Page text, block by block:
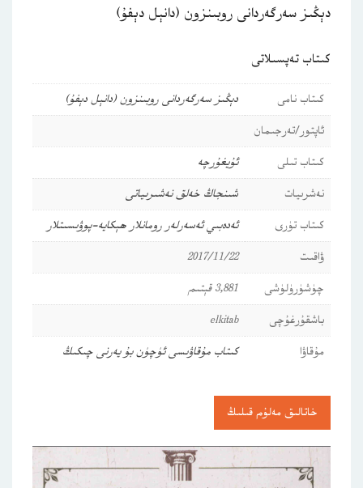
دېڭىز سەرگەردانى روبىنزون (دانېل دېفۇ)
كىتاب تەپسىلاتى
كىتاب نامى
دېڭىز سەرگەردانى روبىنزون (دانېل دېفۇ)
ئاپتور/تەرجىمان
كىتاب تىلى
ئۇيغۇرچە
نەشرىيات
شىنجاڭ خەلق نەشىرىياتى
كىتاب تۈرى
ئەدەبىي ئەسەرلەر رومانلار ھېكايە-پوۋىسىتلار
ۋاقىت
2017/11/22
چۈشۈرۈلۈشى
3,881 قېتىم
باشقۇرغۇچى
elkitab
مۇقاۋا
كىتاب مۇقاۋىسى ئۈچۈن بۇ يەرنى چىكىڭ
خاتالىق مەلۇم قىلىڭ